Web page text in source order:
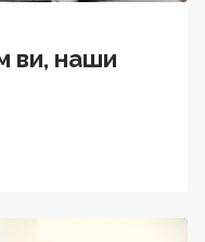
ви, наши